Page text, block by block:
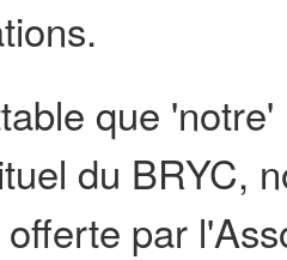
que
du BRYC,
par